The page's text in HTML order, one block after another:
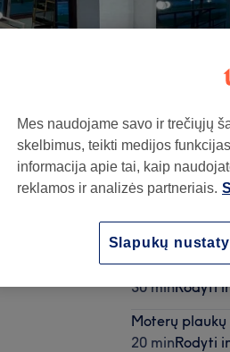
Antakių
30 minRodyti
Moterų
20 minRodyti
Mes naudojame savo ir trečiųjų
skelbimus, teikti medijos
informacija apie tai, kaip
reklamos ir analizės partneriais.
Slapukų